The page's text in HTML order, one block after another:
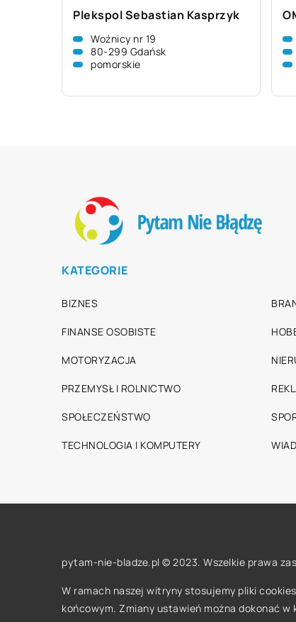
Plekspol Sebastian Kasprzyk
Woźnicy nr 19
80-299 Gdańsk
pomorskie
KATEGORIE
BIZNES
FINANSE OSOBISTE
MOTORYZACJA
PRZEMYSŁ I ROLNICTWO
SPOŁECZEŃSTWO
TECHNOLOGIA I KOMPUTERY
pytam-nie-bladze.pl © 2023. Wszelkie prawa
W ramach naszej witryny stosujemy pliki
końcowym. Zmiany ustawień można dokonać